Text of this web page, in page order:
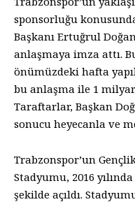
sponsorluğu
Başkanı Ertuğrul
anlaşmaya imza attı.
önümüzdeki hafta
bu anlaşma ile 1
Taraftarlar, Başkan
sonucu heyecanla ve
Trabzonspor’un
Stadyumu, 2016
şekilde açıldı.